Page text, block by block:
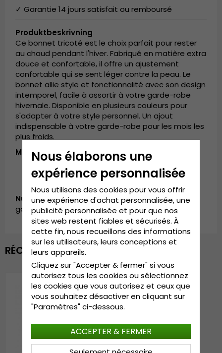
✓ Garantie 14 jours satisfait ou remboursé
Produktbeskrivning
Ce bonnet tricoté est le choix parfait pour rester
au chaud pendant l'hiver. Fabriqué en matière extra
douce et confortable, il offre un ajustement
confortable qui se sent léger contre la peau. Le
bonnet allie style et fonctionnalité avec son design
intemporel, facile à assortir à votre garde-robe
hivernale. Disponible en plusieurs couleurs pour
s'adapter à votre style personnel. Un ajout
indispensable à votre garde-robe pour les mois les
plus froids.
Matériaux: Fourrure de lapin et acrylique
Numéro d’article:
garda.KH0620204.8.angora.beanie.ltgrey
RÉCEMMENT VU
Nous élaborons une
expérience personnalisée
Nous utilisons des cookies pour vous offrir
une expérience d'achat personnalisée, une
publicité personnalisée et pour que nos
sites web restent fiables et sécurisés. À
cette fin, nous recueillons des informations
sur les utilisateurs, leurs conceptions et
leurs appareils.
Cliquez sur "Accepter & fermer" si vous
autorisez tous les cookies ou sélectionnez
les cookies que vous autorisez et ceux que
vous souhaitez désactiver en cliquant sur
"Paramètres" ci-dessous.
ACCEPTER & FERMER